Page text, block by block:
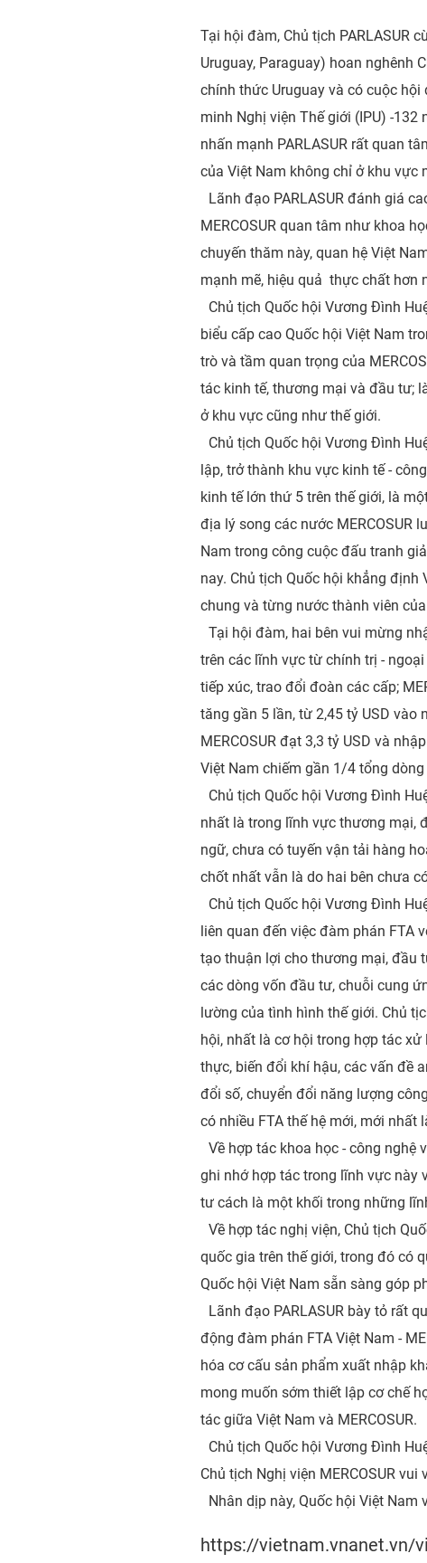
Tại hội đàm, Chủ tịch PARLASUR
Uruguay, Paraguay) hoan nghênh
chính thức Uruguay và có cuộc
minh Nghị viện Thế giới (IPU) -
nhấn mạnh PARLASUR rất quan
của Việt Nam không chỉ ở khu vực
Lãnh đạo PARLASUR đánh giá
MERCOSUR quan tâm như khoa
chuyến thăm này, quan hệ Việt
mạnh mẽ, hiệu quả thực chất hơn
Chủ tịch Quốc hội Vương Đình
biểu cấp cao Quốc hội Việt Nam
trò và tầm quan trọng của
tác kinh tế, thương mại và đầu tư;
ở khu vực cũng như thế giới.
Chủ tịch Quốc hội Vương Đình
lập, trở thành khu vực kinh tế -
kinh tế lớn thứ 5 trên thế giới, là
địa lý song các nước MERCOSUR
Nam trong công cuộc đấu tranh
nay. Chủ tịch Quốc hội khẳng định
chung và từng nước thành viên
Tại hội đàm, hai bên vui mừng
trên các lĩnh vực từ chính trị -
tiếp xúc, trao đổi đoàn các cấp;
tăng gần 5 lần, từ 2,45 tỷ USD vào
MERCOSUR đạt 3,3 tỷ USD và
Việt Nam chiếm gần 1/4 tổng
Chủ tịch Quốc hội Vương Đình
nhất là trong lĩnh vực thương mại,
ngữ, chưa có tuyến vận tải hàng
chốt nhất vẫn là do hai bên chưa
Chủ tịch Quốc hội Vương Đình
liên quan đến việc đàm phán FTA
tạo thuận lợi cho thương mại, đầu
các dòng vốn đầu tư, chuỗi cung
lường của tình hình thế giới. Chủ
hội, nhất là cơ hội trong hợp tác
thực, biến đổi khí hậu, các vấn đề
đổi số, chuyển đổi năng lượng
có nhiều FTA thế hệ mới, mới nhất
Về hợp tác khoa học - công nghệ
ghi nhớ hợp tác trong lĩnh vực này
tư cách là một khối trong những
Về hợp tác nghị viện, Chủ tịch
quốc gia trên thế giới, trong đó có
Quốc hội Việt Nam sẵn sàng góp
Lãnh đạo PARLASUR bày tỏ rất
động đàm phán FTA Việt Nam -
hóa cơ cấu sản phẩm xuất nhập
mong muốn sớm thiết lập cơ chế
tác giữa Việt Nam và MERCOSUR.
Chủ tịch Quốc hội Vương Đình
Chủ tịch Nghị viện MERCOSUR vui
Nhân dịp này, Quốc hội Việt Nam
https://vietnam.vnanet.vn/